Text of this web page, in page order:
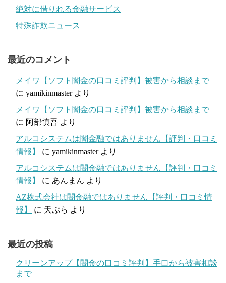
絶対に借りれる金融サービス
特殊詐欺ニュース
最近のコメント
メイワ【ソフト闇金の口コミ評判】被害から相談まで
に yamikinmasterより
メイワ【ソフト闇金の口コミ評判】被害から相談まで
に 阿部慎吾 より
アルコシステムは闇金融ではありません【評判・口コミ
情報】
に yamikinmasterより
アルコシステムは闇金融ではありません【評判・口コミ
情報】
に あんまん より
AZ株式会社は闇金融ではありません【評判・口コミ情
報】
に 天ぷら より
最近の投稿
クリーンアップ【闇金の口コミ評判】手口から被害相談
まで